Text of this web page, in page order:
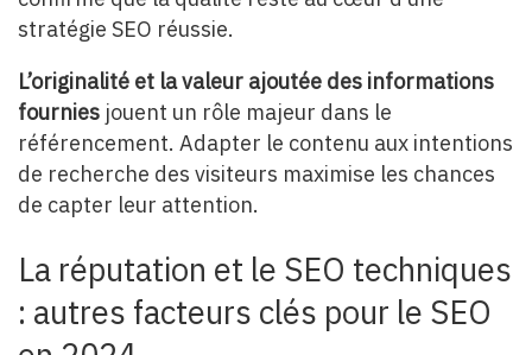
stratégie SEO réussie.
L’originalité et la valeur ajoutée des informations
fournies jouent un rôle majeur dans le
référencement. Adapter le contenu aux intentions
de recherche des visiteurs maximise les chances
de capter leur attention.
La réputation et le SEO techniques
: autres facteurs clés pour le SEO